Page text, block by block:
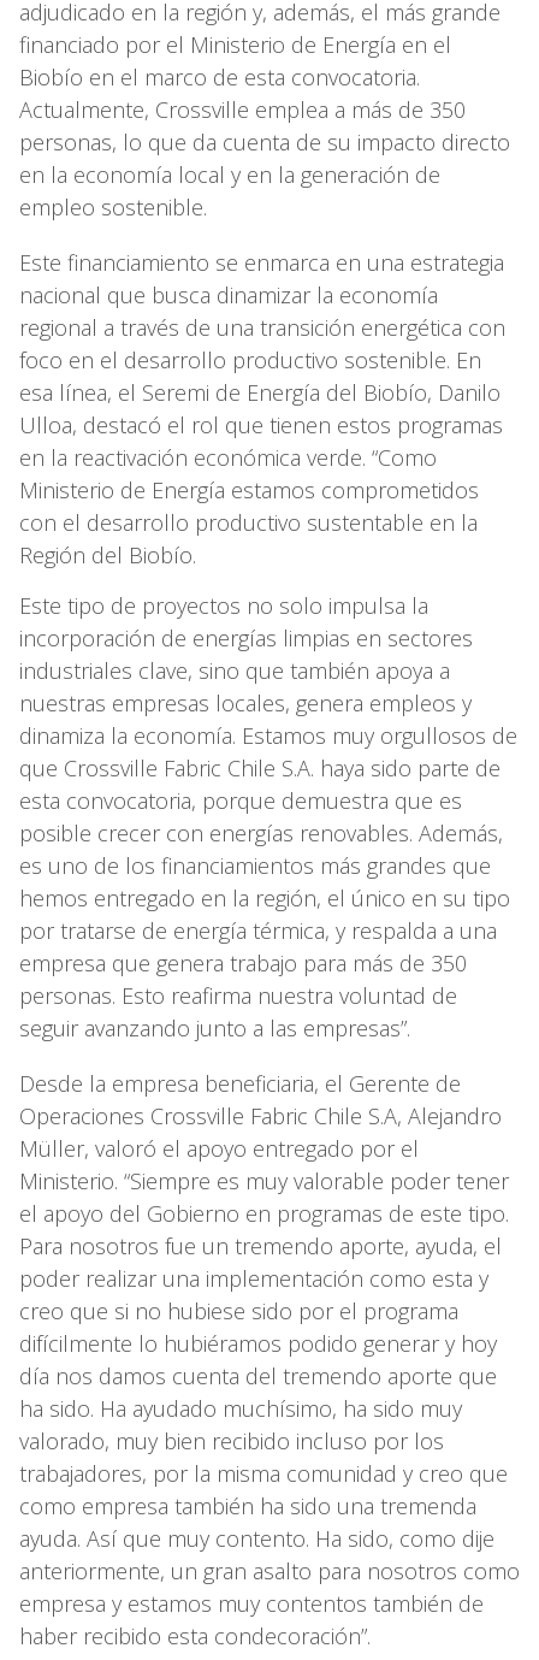
adjudicado en la región y, además, el más grande
financiado por el Ministerio de Energía en el
Biobío en el marco de esta convocatoria.
Actualmente, Crossville emplea a más de 350
personas, lo que da cuenta de su impacto directo
en la economía local y en la generación de
empleo sostenible.
Este financiamiento se enmarca en una estrategia
nacional que busca dinamizar la economía
regional a través de una transición energética con
foco en el desarrollo productivo sostenible. En
esa línea, el Seremi de Energía del Biobío, Danilo
Ulloa, destacó el rol que tienen estos programas
en la reactivación económica verde. “Como
Ministerio de Energía estamos comprometidos
con el desarrollo productivo sustentable en la
Región del Biobío.
Este tipo de proyectos no solo impulsa la
incorporación de energías limpias en sectores
industriales clave, sino que también apoya a
nuestras empresas locales, genera empleos y
dinamiza la economía. Estamos muy orgullosos de
que Crossville Fabric Chile S.A. haya sido parte de
esta convocatoria, porque demuestra que es
posible crecer con energías renovables. Además,
es uno de los financiamientos más grandes que
hemos entregado en la región, el único en su tipo
por tratarse de energía térmica, y respalda a una
empresa que genera trabajo para más de 350
personas. Esto reafirma nuestra voluntad de
seguir avanzando junto a las empresas”.
Desde la empresa beneficiaria, el Gerente de
Operaciones Crossville Fabric Chile S.A, Alejandro
Müller, valoró el apoyo entregado por el
Ministerio. “Siempre es muy valorable poder tener
el apoyo del Gobierno en programas de este tipo.
Para nosotros fue un tremendo aporte, ayuda, el
poder realizar una implementación como esta y
creo que si no hubiese sido por el programa
difícilmente lo hubiéramos podido generar y hoy
día nos damos cuenta del tremendo aporte que
ha sido. Ha ayudado muchísimo, ha sido muy
valorado, muy bien recibido incluso por los
trabajadores, por la misma comunidad y creo que
como empresa también ha sido una tremenda
ayuda. Así que muy contento. Ha sido, como dije
anteriormente, un gran asalto para nosotros como
empresa y estamos muy contentos también de
haber recibido esta condecoración”.